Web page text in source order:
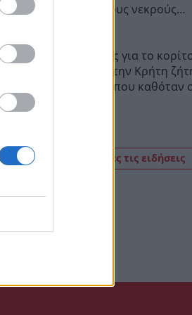
Σεβασμό στους νεκρούς…
«Πόσα θέλεις για το
Τουρίστας στην Κρήτη
για ανήλικη που καθόταν
Δείτε όλες τις ειδήσεις